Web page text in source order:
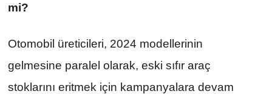
mi?
Otomobil üreticileri, 2024 modellerinin
gelmesine paralel olarak, eski sıfır araç
stoklarını eritmek için kampanyalara devam